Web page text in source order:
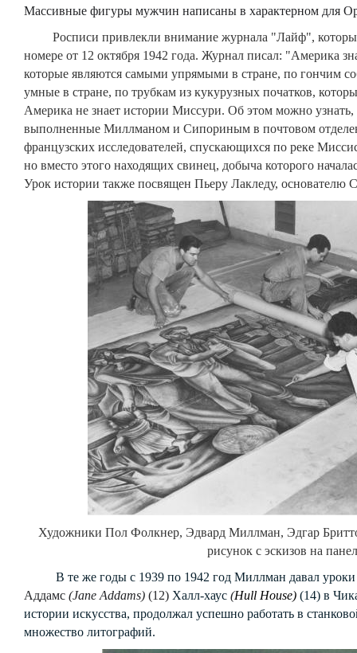
Массивные фигуры мужчин написаны в характерном для
Росписи привлекли внимание журнала "Лайф",
номере от 12 октября 1942 года. Журнал писал: "Америка
которые являются самыми упрямыми в стране, по гончим
умные в стране, по трубкам из кукурузных початков,
Америка не знает истории Миссури. Об этом можно узнать,
выполненные Миллманом и Сипориным в почтовом
французских исследователей, спускающихся по реке
но вместо этого находящих свинец, добыча которого
Урок истории также посвящен Пьеру Лакледу, основателю
Художники Пол Фолкнер, Эдвард Миллман, Эдгар
рисунок с эскизов на
В те же годы с 1939 по 1942 год Миллман давал
Аддамс (Jane Addams) (12) Халл-хаус (Hull House) (14) в
истории искусства, продолжал успешно работать в
множество литографий.